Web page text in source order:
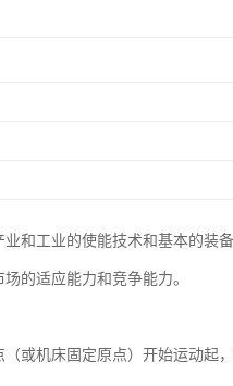
和工业的使能技术和基本的装
的适应能力和竞争能力。
或机床固定原点）开始运动起